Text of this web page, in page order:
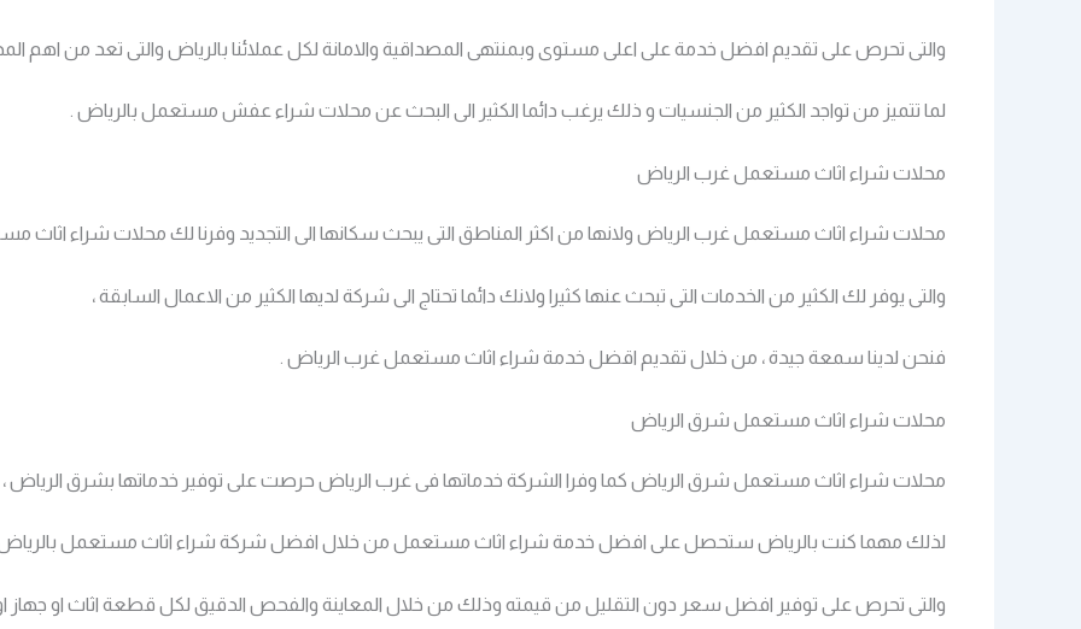
والتى تحرص على تقديم افضل خدمة على اعلى مستوى وبمنتهى المصداقية والامانة لكل عملائنا بالرياض والتى تعد من اهم
لما تتميز من تواجد الكثير من الجنسيات و ذلك يرغب دائما الكثير الى البحث عن محلات شراء عفش مستعمل بالرياض .
محلات شراء اثاث مستعمل غرب الرياض
محلات شراء اثاث مستعمل غرب الرياض ولانها من اكثر المناطق التى يبحث سكانها الى التجديد وفرنا لك محلات شراء اثاث
والتى يوفر لك الكثير من الخدمات التى تبحث عنها كثيرا ولانك دائما تحتاج الى شركة لديها الكثير من الاعمال السابقة ،
فنحن لدينا سمعة جيدة ، من خلال تقديم اقضل خدمة شراء اثاث مستعمل غرب الرياض .
محلات شراء اثاث مستعمل شرق الرياض
محلات شراء اثاث مستعمل شرق الرياض كما وفرا الشركة خدماتها فى غرب الرياض حرصت على توفير خدماتها بشرق الرياض ،
لذلك مهما كنت بالرياض ستحصل على افضل خدمة شراء اثاث مستعمل من خلال افضل شركة شراء اثاث مستعمل بالرياض
والتى تحرص على توفير افضل سعر دون التقليل من قيمته وذلك من خلال المعاينة والفحص الدقيق لكل قطعة اثاث او جهاز